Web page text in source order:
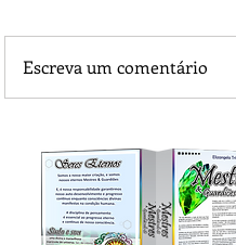
Escreva um comentário